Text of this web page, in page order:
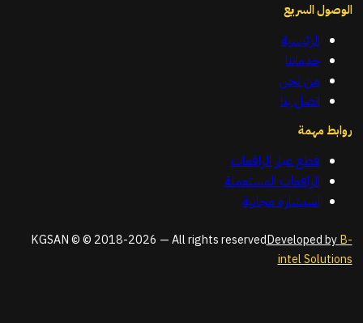
الوصول السريع
الرئيسية
خدماتنا
من نحن
اتصل بنا
روابط مهمة
قطع غيار الرافعات
الرافعات المستعملة
استشارة مجانية
KGSAN © © 2018-2026 — All rights reservedDeveloped byB-
intel Solutions